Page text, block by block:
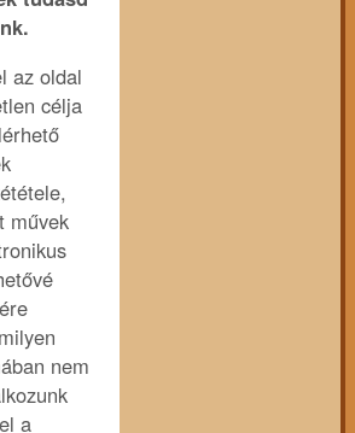
az oldal
célja
művek
nem
a